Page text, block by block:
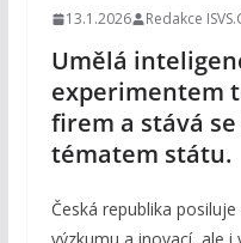
13.1.2026 Redakce
Umělá
experimentem
firem a stává
tématem státu.
Česká republika